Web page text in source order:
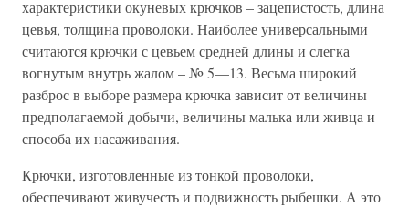
характеристики окуневых крючков – зацепистость, длина
цевья, толщина проволоки. Наиболее универсальными
считаются крючки с цевьем средней длины и слегка
вогнутым внутрь жалом – № 5—13. Весьма широкий
разброс в выборе размера крючка зависит от величины
предполагаемой добычи, величины малька или живца и
способа их насаживания.
Крючки, изготовленные из тонкой проволоки,
обеспечивают живучесть и подвижность рыбешки. А это